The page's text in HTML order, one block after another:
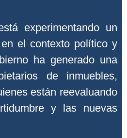
experimentando un
el contexto político y
ha generado una
de inmuebles,
están reevaluando
y las nuevas